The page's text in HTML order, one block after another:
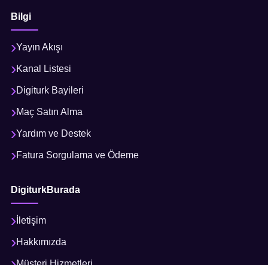
Bilgi
Yayın Akışı
Kanal Listesi
Digiturk Bayileri
Maç Satın Alma
Yardım ve Destek
Fatura Sorgulama ve Ödeme
DigiturkBurada
İletişim
Hakkımızda